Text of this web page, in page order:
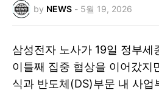
by NEWS - 5월 19, 2026
삼성전자 노사가 19일 정부세
이틀째 집중 협상을 이어갔지
식과 반도체(DS)부문 내 사업